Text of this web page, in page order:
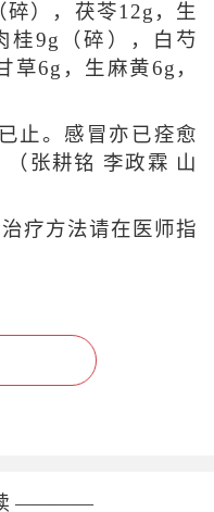
），茯苓12g，生
桂9g（碎），白芍
草6g，生麻黄6g，
止。感冒亦已痊愈
（张耕铭 李政霖 山
疗方法请在医师指
————